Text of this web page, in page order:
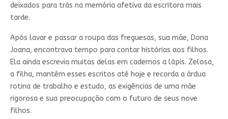
deixados para trás na memória afetiva da escritora mais
tarde.
Após lavar e passar a roupa das freguesas, sua mãe, Dona
Joana, encontrava tempo para contar histórias aos filhos.
Ela ainda escrevia muitas delas em cadernos a lápis. Zelosa,
a filha, mantém esses escritos até hoje e recorda a árdua
rotina de trabalho e estudo, as exigências de uma mãe
rigorosa e sua preocupação com o futuro de seus nove
filhos.